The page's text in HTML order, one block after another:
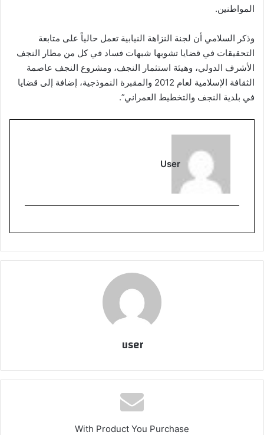
المواطنين.
وذكر السلامي أن لجنة النزاهة النيابية تعمل حالياً على متابعة
التحقيقات في قضايا تشوبها شبهات فساد في كل من مطار النجف
الأشرف الدولي، وهيئة استثمار النجف، ومشروع النجف عاصمة
الثقافة الإسلامية لعام 2012 والمقبرة النموذجية، إضافة إلى قضايا
في بلدية النجف والتخطيط العمراني”.
User
user
With Product You Purchase